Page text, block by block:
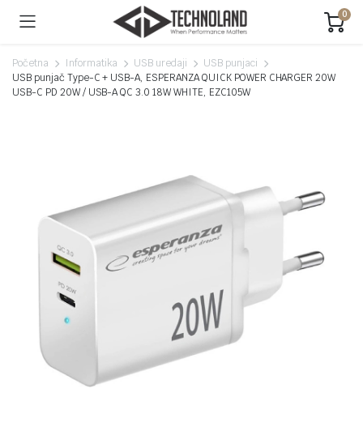
0
Početna Informatika USB uredaji
USB punjaci
USB punjač Type-C + USB-A, ESPERANZA QUICK POWER CHARGER 20W
USB-C PD 20W / USB-A QC 3.0 18W WHITE, EZC105W